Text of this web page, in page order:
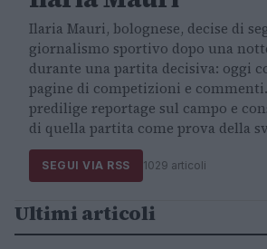
Ilaria Mauri, bolognese, decise di
giornalismo sportivo dopo una
durante una partita decisiva: oggi
pagine di competizioni e
predilige reportage sul campo e
di quella partita come prova della
SEGUI VIA RSS 1029 articoli
Ultimi articoli